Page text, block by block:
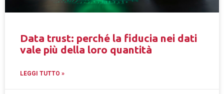
Data trust: perché la fiducia nei dati
vale più della loro quantità
LEGGI TUTTO »